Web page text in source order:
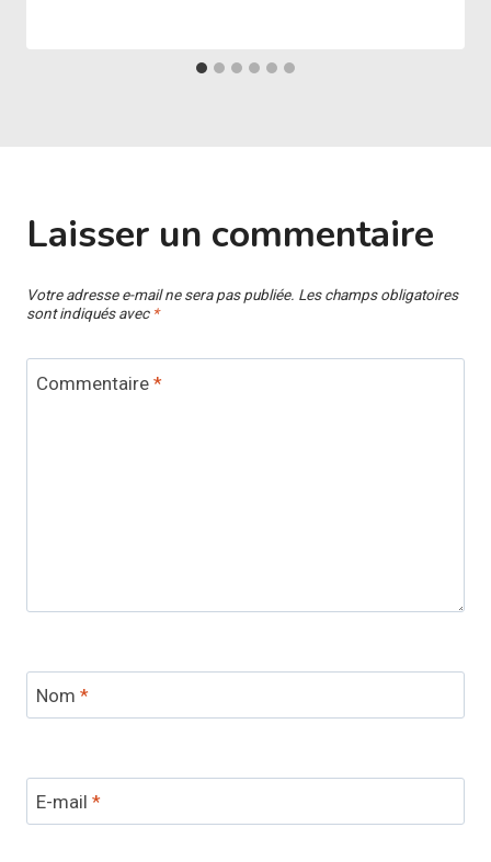
Laisser un commentaire
Votre adresse e-mail ne sera pas publiée. Les champs obligatoires
sont indiqués avec *
Commentaire *
Nom *
E-mail *